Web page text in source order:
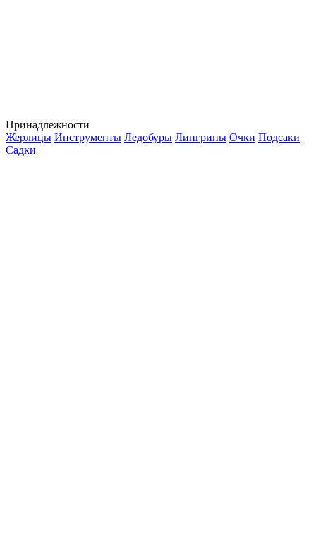
Принадлежности
Жерлицы Инструменты Ледобуры Липгрипы Очки Подсаки
Садки